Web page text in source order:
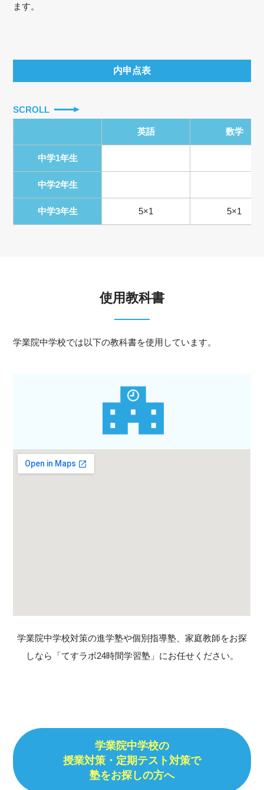
ます。
内申点表
SCROLL
英語 数学
中学1年生
中学2年生
中学3年生 5×1 5×1
使用教科書
学業院中学校では以下の教科書を使用しています。
学業院中学校対策の進学塾や個別指導塾、家庭教師をお探
しなら「てすラボ24時間学習塾」にお任せください。
学業院中学校の
授業対策・定期テスト対策で
塾をお探しの方へ